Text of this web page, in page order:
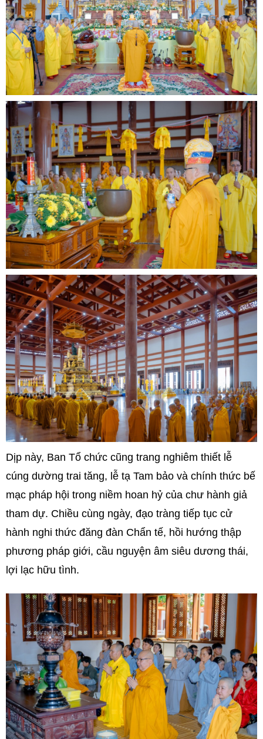
Dịp này, Ban Tổ chức cũng trang nghiêm thiết lễ
cúng dường trai tăng, lễ tạ Tam bảo và chính thức bế
mạc pháp hội trong niềm hoan hỷ của chư hành giả
tham dự. Chiều cùng ngày, đạo tràng tiếp tục cử
hành nghi thức đăng đàn Chẩn tế, hồi hướng thập
phương pháp giới, cầu nguyện âm siêu dương thái,
lợi lạc hữu tình.